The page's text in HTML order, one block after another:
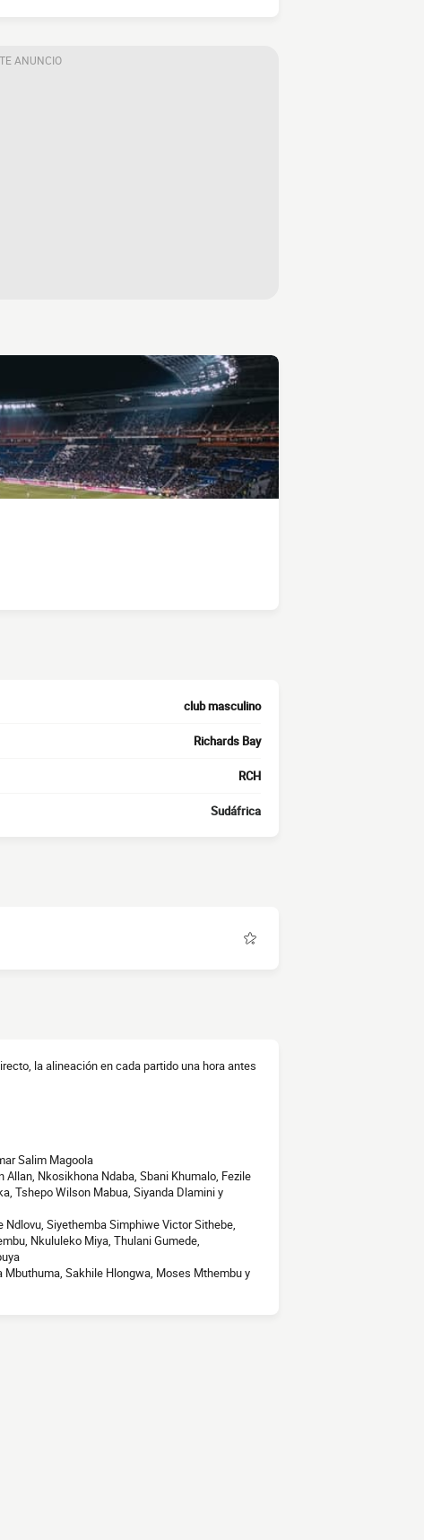
ANUNCIO
club masculino
Richards Bay
RCH
Sudáfrica
la alineación en cada partido una hora antes
Salim Magoola
Nkosikhona Ndaba, Sbani Khumalo, Fezile
Tshepo Wilson Mabua, Siyanda Dlamini y
Siyethemba Simphiwe Victor Sithebe,
Nkululeko Miya, Thulani Gumede,
Sakhile Hlongwa, Moses Mthembu y